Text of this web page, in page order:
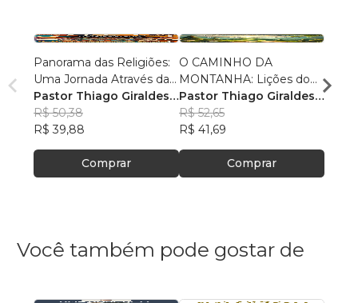
Panorama das Religiões:
Uma Jornada Através da
Diversidade Espiritual
Pastor Thiago Giraldes
Sanchez
R$ 50,38
R$ 39,88
Comprar
O CAMINHO DA
MONTANHA: Lições do
Sermão de Jesus
Pastor Thiago Giraldes
Sanchez
R$ 52,65
R$ 41,69
Comprar
O
no
Você também pode gostar de